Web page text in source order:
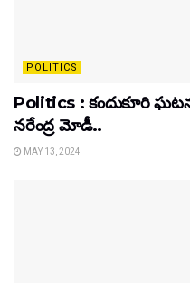
POLITICS
Politics : కందుకూరి
నరేంద్ర మోడీ..
MAY 13, 2024